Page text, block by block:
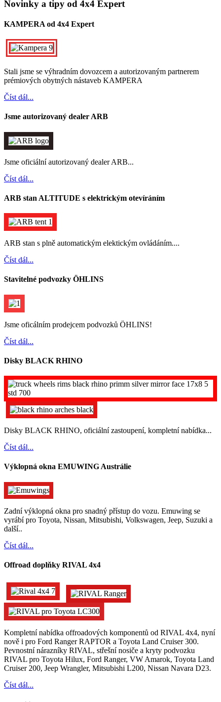
Novinky a tipy od 4x4 Expert
KAMPERA od 4x4 Expert
Stali jsme se výhradním dovozcem a autorizovaným partnerem
prémiových obytných nástaveb KAMPERA
Číst dál...
Jsme autorizovaný dealer ARB
Jsme oficiální autorizovaný dealer ARB...
Číst dál...
ARB stan ALTITUDE s elektrickým otevíráním
ARB stan s plně automatickým elektickým ovládáním....
Číst dál...
Stavitelné podvozky ÖHLINS
Jsme oficálním prodejcem podvozků ÖHLINS!
Číst dál...
Disky BLACK RHINO
Disky BLACK RHINO, oficiální zastoupení, kompletní nabídka...
Číst dál...
Výklopná okna EMUWING Austrálie
Zadní výklopná okna pro snadný přístup do vozu. Emuwing se
vyrábí pro Toyota, Nissan, Mitsubishi, Volkswagen, Jeep, Suzuki a
další..
Číst dál...
Offroad doplňky RIVAL 4x4
Kompletní nabídka offroadových komponentů od RIVAL 4x4, nyní
nově i pro Ford Ranger RAPTOR a Toyota Land Cruiser 300.
Pevnostní nárazníky RIVAL, střešní nosiče a kryty podvozku
RIVAL pro Toyota Hilux, Ford Ranger, VW Amarok, Toyota Land
Cruiser 200, Jeep Wrangler, Mitsubishi L200, Nissan Navara D23.
Číst dál...